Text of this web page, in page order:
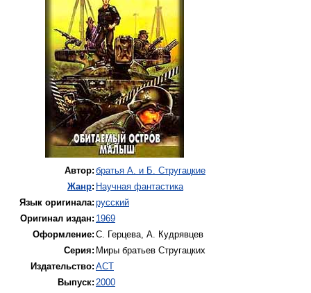
Автор: братья А. и Б. Стругацкие
Жанр: Научная фантастика
Язык оригинала: русский
Оригинал издан: 1969
Оформление: С. Герцева, А. Кудрявцев
Серия: Миры братьев Стругацких
Издательство: АСТ
Выпуск: 2000